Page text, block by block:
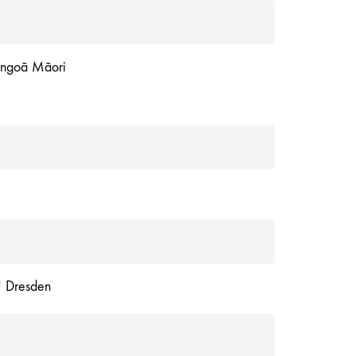
Māori
Dresden